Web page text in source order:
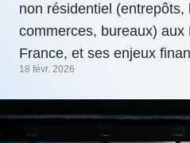
non résidentiel
commerces, bureaux) aux
France, et ses enjeux
18 févr. 2026